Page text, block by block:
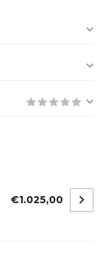
€1.025,00